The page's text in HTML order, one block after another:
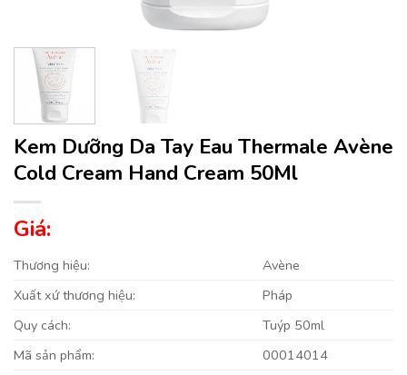
Kem Dưỡng Da Tay Eau Thermale Avène
Cold Cream Hand Cream 50Ml
Giá:
Thương hiệu:
Avène
Xuất xứ thương hiệu:
Pháp
Quy cách:
Tuýp 50ml
Mã sản phẩm:
00014014